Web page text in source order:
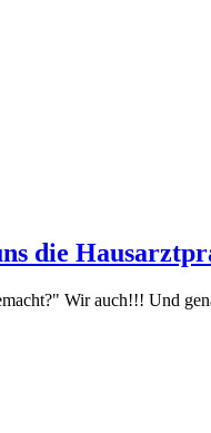
die
Wir auch!!! Und